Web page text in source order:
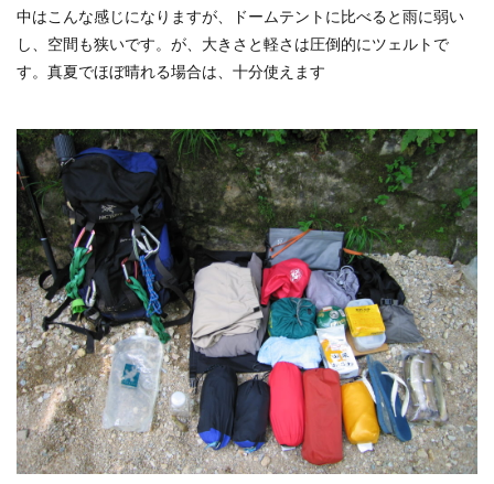
中はこんな感じになりますが、ドームテントに比べると雨に弱い
し、空間も狭いです。が、大きさと軽さは圧倒的にツェルトで
す。真夏でほぼ晴れる場合は、十分使えます